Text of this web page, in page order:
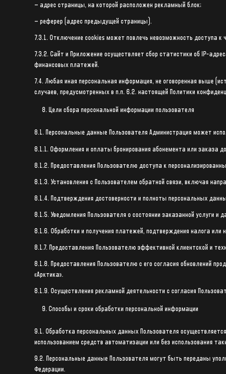
– адрес страницы, на которой расположен рекламный блок;
– реферер (адрес предыдущей страницы).
7.3.1. Отключение cookies может повлечь невозможность доступа
7.3.2. Сайт и Приложение осуществляет сбор статистики об IP-
финансовых платежей.
7.4. Любая иная персональная информация, не оговоренная выше
случаев, предусмотренных в п.п. 6.2. настоящей Политики
Цели сбора персональной информации пользователя
8.1. Персональные данные Пользователя Администрация может
8.1.1. Оформления и оплаты бронирования абонемента или заказа
8.1.2. Предоставления Пользователю доступа к
8.1.3. Установления с Пользователем обратной связи, включая
8.1.4. Подтверждения достоверности и полноты персональных
8.1.5. Уведомления Пользователя о состоянии заказанной услуги и
8.1.6. Обработки и получения платежей, подтверждения налога или
8.1.7. Предоставления Пользователю эффективной клиентской и
8.1.8. Предоставления Пользователю с его согласия обновлений
«Арктика».
8.1.9. Осуществления рекламной деятельности с согласия
Способы и сроки обработки персональной информации
9.1. Обработка персональных данных Пользователя
использованием средств автоматизации или без использования
9.2. Персональные данные Пользователя могут быть переданы
Федерации.